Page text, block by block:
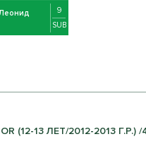
9
SUB
(12-13 ЛЕТ/2012-2013 Г.Р.)